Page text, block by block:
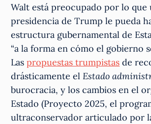
Walt está preocupado por lo que
presidencia de Trump le pueda
estructura gubernamental de
“a la forma en cómo el gobierno
Laspropuestas trumpistas de
drásticamente elEstado
burocracia, y los cambios en el
Estado (Proyecto 2025, el
ultraconservador articulado por